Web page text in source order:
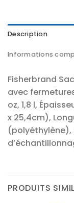
Description
Informations
Fisherbrand
avec
oz, 1,8 l,
x 25,4cm),
(polyéthylène),
PRODUITS